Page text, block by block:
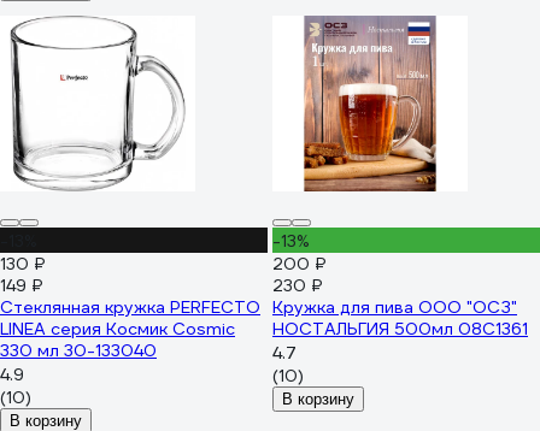
130 ₽
149 ₽
Стеклянная кружка PERFECTO
LINEA серия Космик Cosmic
330 мл 30-133040
4.9
(10)
В корзину
-13%
200 ₽
230 ₽
Кружка для пива ООО "ОСЗ"
НОСТАЛЬГИЯ 500мл 08C1361
4.7
(10)
В корзину